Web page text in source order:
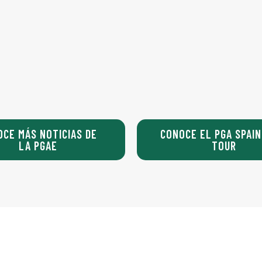
MÁS NOTICIAS DE
LA PGAE
CONOCE EL PGA
TOUR